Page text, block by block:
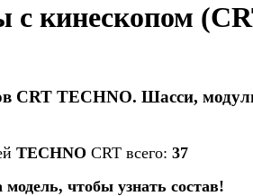
с кинескопом
CRT TECHNO. Шасси,
TECHNO CRT всего: 37
чтобы узнать состав!